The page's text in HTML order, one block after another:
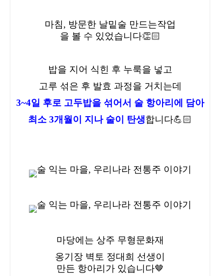
마침, 방문한 날밑술 만드는작업
을 볼 수 있었습니다👏🏻
밥을 지어 식힌 후 누룩을 넣고
고루 섞은 후 발효 과정을 거치는데
3~4일 후로 고두밥을 섞어서 술 항아리에 담아
최소 3개월이 지나 술이 탄생합니다💪🏻
마당에는 상주 무형문화재
옹기장 벽토 정대희 선생이
만든 항아리가 있습니다🤎